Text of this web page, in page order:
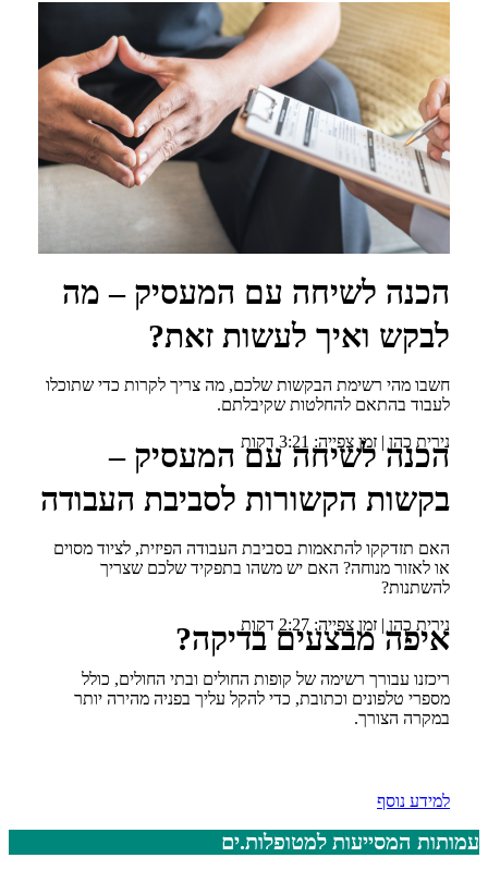
נירית כהן | זמן צפייה: 2:27 דקות
הכנה לשיחה עם המעסיק – מה
לבקש ואיך לעשות זאת?
חשבו מהי רשימת הבקשות שלכם, מה צריך לקרות כדי שתוכלו
לעבוד בהתאם להחלטות שקיבלתם.
נירית כהן | זמן צפייה: 3:21 דקות
הכנה לשיחה עם המעסיק –
בקשות הקשורות לסביבת העבודה
האם תזדקקו להתאמות בסביבת העבודה הפיזית, לציוד מסוים
או לאזור מנוחה? האם יש משהו בתפקיד שלכם שצריך
להשתנות?
נירית כהן | זמן צפייה: 2:27 דקות
איפה מבצעים בדיקה?
ריכזנו עבורך רשימה של קופות החולים ובתי החולים, כולל
מספרי טלפונים וכתובת, כדי להקל עליך בפניה מהירה יותר
במקרה הצורך.
למידע נוסף
עמותות המסייעות למטופלות.ים